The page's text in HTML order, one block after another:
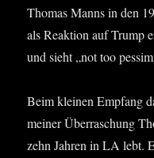
Tho­mas Manns in den
als Reak­ti­on auf Trump
und sieht „not too
Beim klei­nen Emp­fang
mei­ner Über­ra­schung
zehn Jah­ren in LA lebt.